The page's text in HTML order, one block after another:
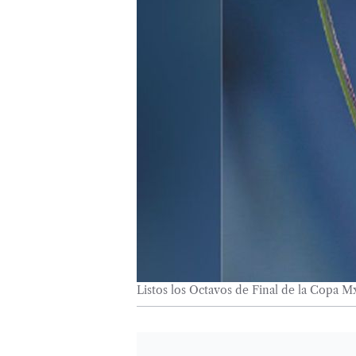
Listos los Octavos de Final de la Copa